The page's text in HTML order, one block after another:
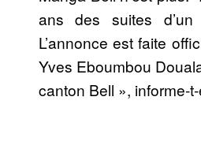
ans des suites
L’annonce est faite
Yves Eboumbou
canton Bell », informe-